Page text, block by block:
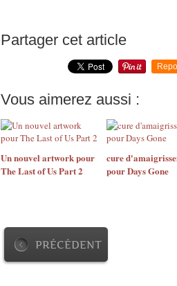
Partager cet article
Vous aimerez aussi :
Un nouvel artwork pour
The Last of Us Part 2
cure
pour Days Gone
PRÉCÉDENT